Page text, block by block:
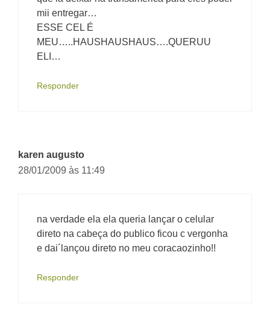
mii entregar…
ESSE CEL É
MEU…..HAUSHAUSHAUS….QUERUU
ELI…
Responder
karen augusto
28/01/2009 às 11:49
na verdade ela ela queria lançar o celular
direto na cabeça do publico ficou c vergonha
e dai´lançou direto no meu coracaozinho!!
Responder